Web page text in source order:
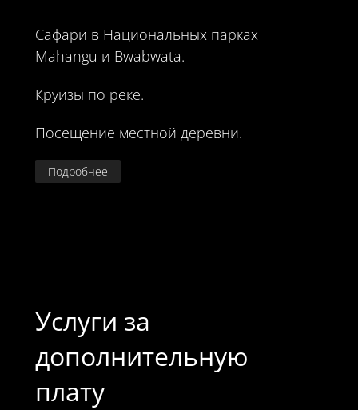
Сафари в Национальных парках
Mahangu и Bwabwata.
Круизы по реке.
Посещение местной деревни.
Подробнее
Услуги за
дополнительную
плату